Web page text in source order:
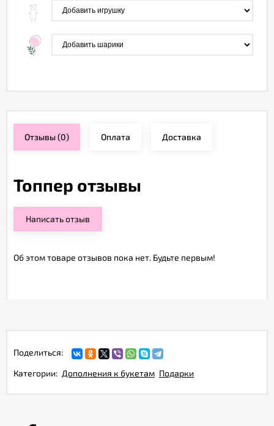
Отзывы(0) Оплата Доставка
Топпер отзывы
Написать отзыв
Об этом товаре отзывов пока нет. Будьте первым!
Поделиться:
Категории: Дополнения к букетам Подарки